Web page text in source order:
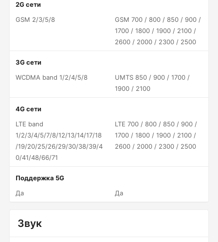
2G сети
GSM 2/3/5/8
GSM 700 / 800 / 850 / 900 /
1700 / 1800 / 1900 / 2100 /
2600 / 2000 / 2300 / 2500
3G сети
WCDMA band 1/2/4/5/8
UMTS 850 / 900 / 1700 /
1900 / 2100
4G сети
LTE band
1/2/3/4/5/7/8/12/13/14/17/18
/19/20/25/26/29/30/38/39/4
0/41/48/66/71
LTE 700 / 800 / 850 / 900 /
1700 / 1800 / 1900 / 2100 /
2600 / 2000 / 2300 / 2500
Поддержка 5G
Да
Да
Звук